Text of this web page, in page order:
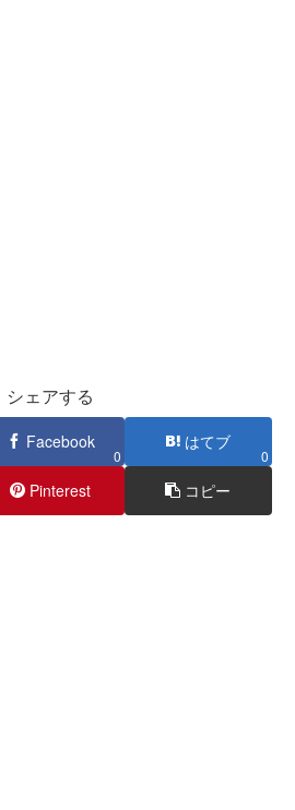
シェアする
Facebook
0
はてブ
0
Pinterest コピー